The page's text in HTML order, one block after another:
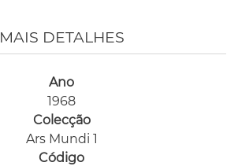
MAIS DETALHES
Ano
1968
Colecção
Ars Mundi 1
Código